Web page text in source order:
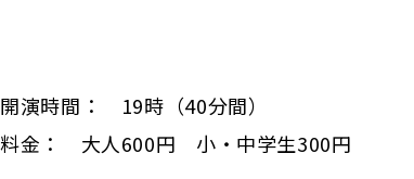
開演時間： 19時（40分間）
料金： 大人600円 小・中学生300円